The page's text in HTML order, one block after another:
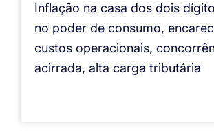
Inflação na casa dos dois
no poder de consumo,
custos operacionais,
acirrada, alta carga tributária